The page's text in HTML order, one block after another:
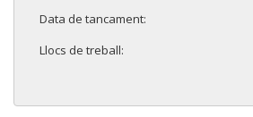
Data de tancament:
Llocs de treball: